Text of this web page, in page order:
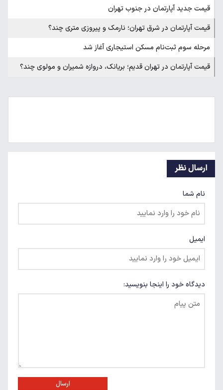
قیمت جدید آپارتمان در جنوب تهران
قیمت آپارتمان در شرق تهران؛ نارمک و پیروزی متری چند؟
مرحله سوم ثبت‌نام مسکن استیجاری آغاز شد
قیمت آپارتمان در تهران قدیم؛ بریانک، دروازه شمیران و مولوی چند؟
ارسال نظر
نام شما
ایمیل
دیدگاه خود را اینجا بنویسید:
ارسال